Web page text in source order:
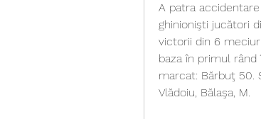
A patra
ghinionişti jucători
victorii din 6
baza în primul
marcat: Bărbuţ 50.
Vlădoiu, Bălaşa, M.